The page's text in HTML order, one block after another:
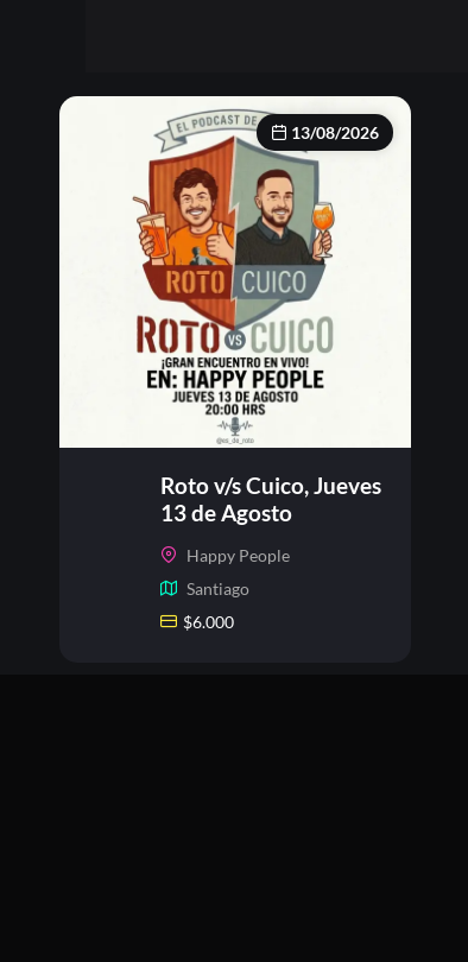
13/08/2026
Roto v/s Cuico, Jueves
13 de Agosto
Happy People
Santiago
$6.000